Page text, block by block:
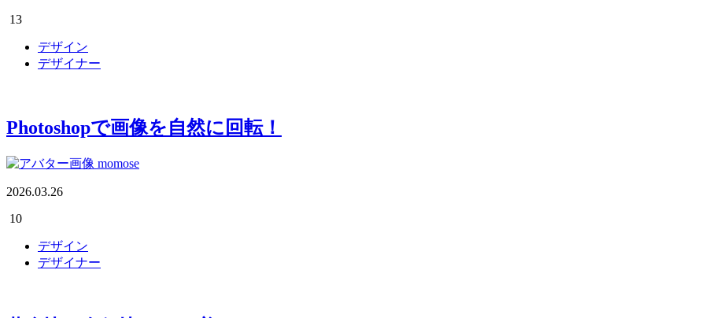
13
デザイン
デザイナー
Photoshopで画像を自然に回転！
momose
2026.03.26
10
デザイン
デザイナー